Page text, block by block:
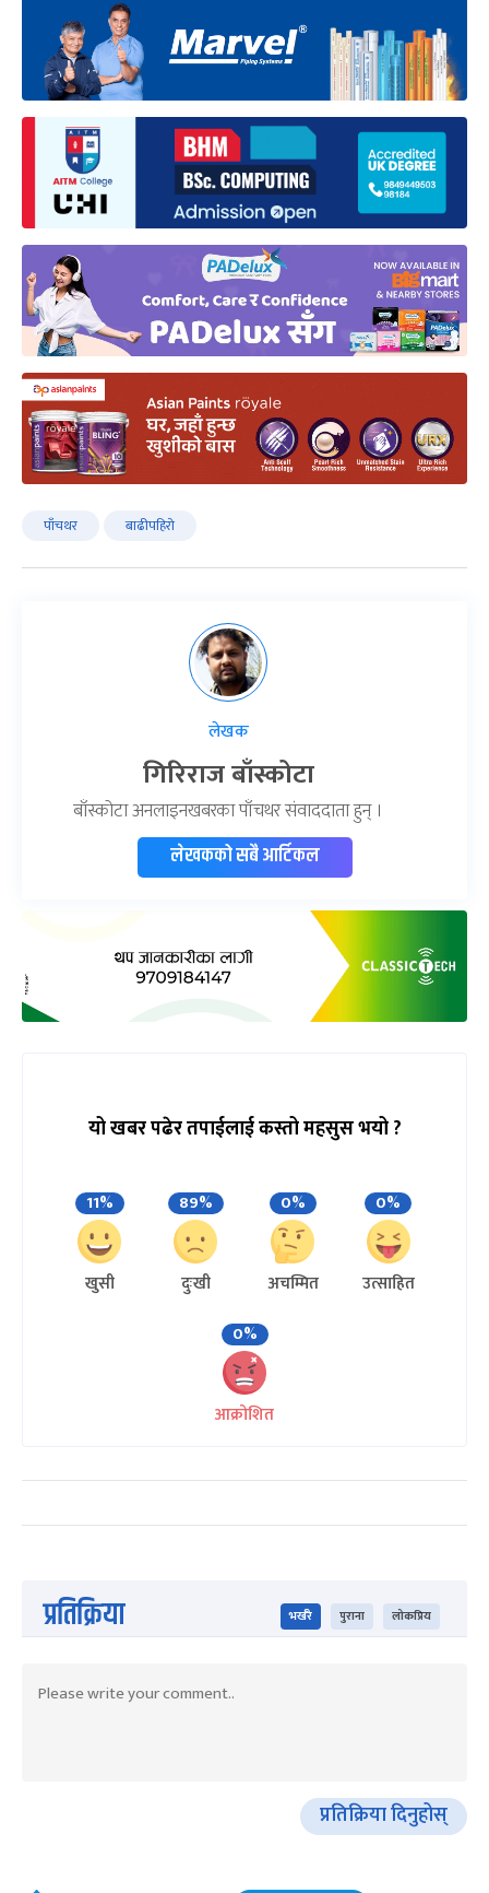
पाँचथर बाढीपहिरो
लेखक
गिरिराज बाँस्कोटा
बाँस्कोटा अनलाइनखबरका पाँचथर संवाददाता हुन् ।
लेखकको सबै आर्टिकल
यो खबर पढेर तपाईलाई कस्तो महसुस भयो ?
11%
खुसी
89%
दुःखी
0%
अचम्मित
0%
उत्साहित
0%
आक्रोशित
प्रतिक्रिया भर्खरै पुराना लोकप्रिय
प्रतिक्रिया दिनुहोस्